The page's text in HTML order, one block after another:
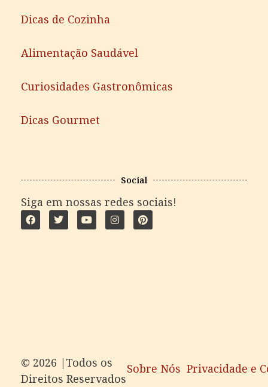
Dicas de Cozinha
Alimentação Saudável
Curiosidades Gastronômicas
Dicas Gourmet
Social
Siga em nossas redes sociais!
©️ 2026 |Todos os
Direitos Reservados
Sobre Nós Privacidade e